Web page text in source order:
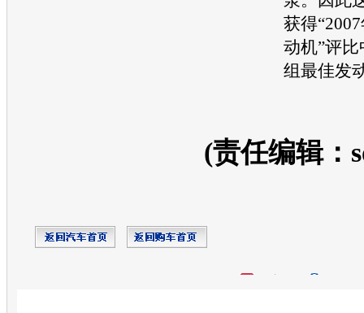
获得
动机”评
组最佳发
(责任编辑：